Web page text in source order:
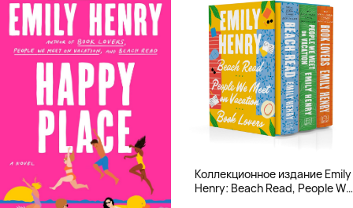
Коллекционное издание Emily
Henry: Beach Read, People We